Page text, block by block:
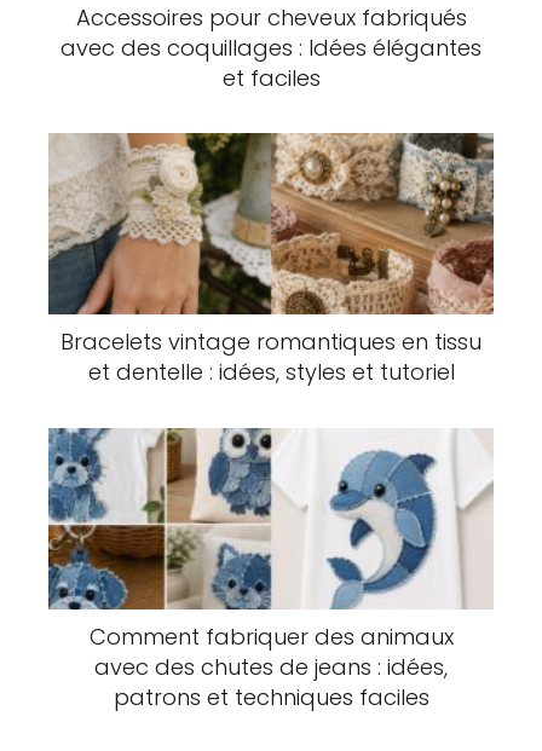
Accessoires pour cheveux fabriqués
avec des coquillages : Idées élégantes
et faciles
Bracelets vintage romantiques en tissu
et dentelle : idées, styles et tutoriel
Comment fabriquer des animaux
avec des chutes de jeans : idées,
patrons et techniques faciles